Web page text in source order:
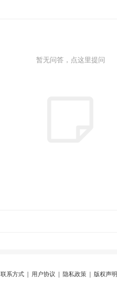
暂无问答，点这里提问
联系方式| 用户协议 隐私政策| 版权声明